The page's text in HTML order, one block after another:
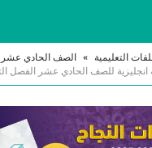
التعليمية » الصف الحادي عشر
انجليزية للصف الحادي عشر الفصل